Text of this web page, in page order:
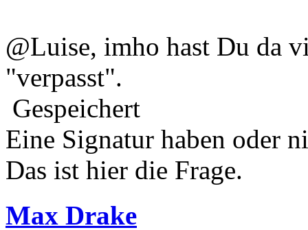
@Luise, imho hast Du da
"verpasst".
Gespeichert
Eine Signatur haben oder
Das ist hier die Frage.
Max Drake